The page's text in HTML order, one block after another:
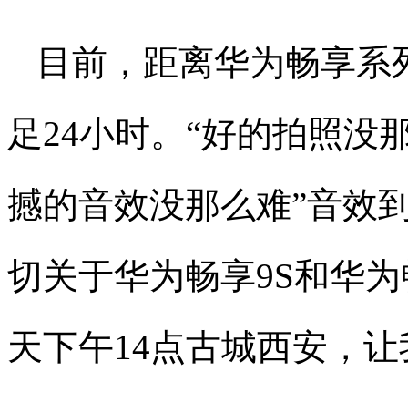
目前，距离华为畅享
足24小时。“好的拍照没
撼的音效没那么难”音效
切关于华为畅享9S和华
天下午14点古城西安，